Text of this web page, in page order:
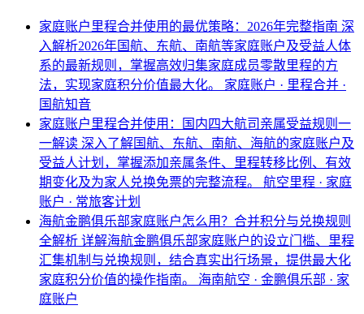
家庭账户里程合并使用的最优策略：2026年完整指南 深
入解析2026年国航、东航、南航等家庭账户及受益人体
系的最新规则，掌握高效归集家庭成员零散里程的方
法，实现家庭积分价值最大化。 家庭账户 · 里程合并 ·
国航知音
家庭账户里程合并使用：国内四大航司亲属受益规则一
一解读 深入了解国航、东航、南航、海航的家庭账户及
受益人计划，掌握添加亲属条件、里程转移比例、有效
期变化及为家人兑换免票的完整流程。 航空里程 · 家庭
账户 · 常旅客计划
海航金鹏俱乐部家庭账户怎么用？合并积分与兑换规则
全解析 详解海航金鹏俱乐部家庭账户的设立门槛、里程
汇集机制与兑换规则，结合真实出行场景，提供最大化
家庭积分价值的操作指南。 海南航空 · 金鹏俱乐部 · 家
庭账户